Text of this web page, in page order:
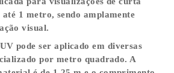
1 metro, sendo amplamente
visual.
pode ser aplicado em diversas
por metro quadrado. A